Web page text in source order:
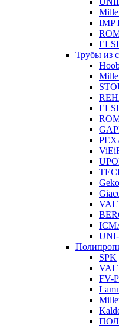
IMP
Трубы из
SPK
FV-